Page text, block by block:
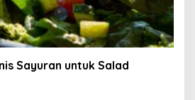
Sayuran untuk Salad